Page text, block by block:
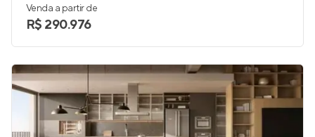
Venda a partir de
R$ 290.976